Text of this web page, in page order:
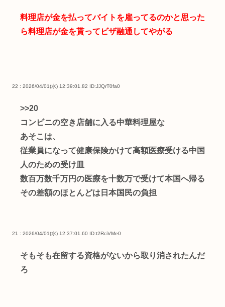
料理店が金を払ってバイトを雇ってるのかと思った
ら料理店が金を貰ってビザ融通してやがる
22 : 2026/04/01(水) 12:39:01.82 ID:JJQrT0fa0
>>20
コンビニの空き店舗に入る中華料理屋な
あそこは、
従業員になって健康保険かけて高額医療受ける中国
人のための受け皿
数百万数千万円の医療を十数万で受けて本国へ帰る
その差額のほとんどは日本国民の負担
21 : 2026/04/01(水) 12:37:01.60 ID:t2RciVMe0
そもそも在留する資格がないから取り消されたんだ
ろ